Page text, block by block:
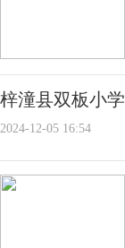
梓潼县双板小
2024-12-05 16:54